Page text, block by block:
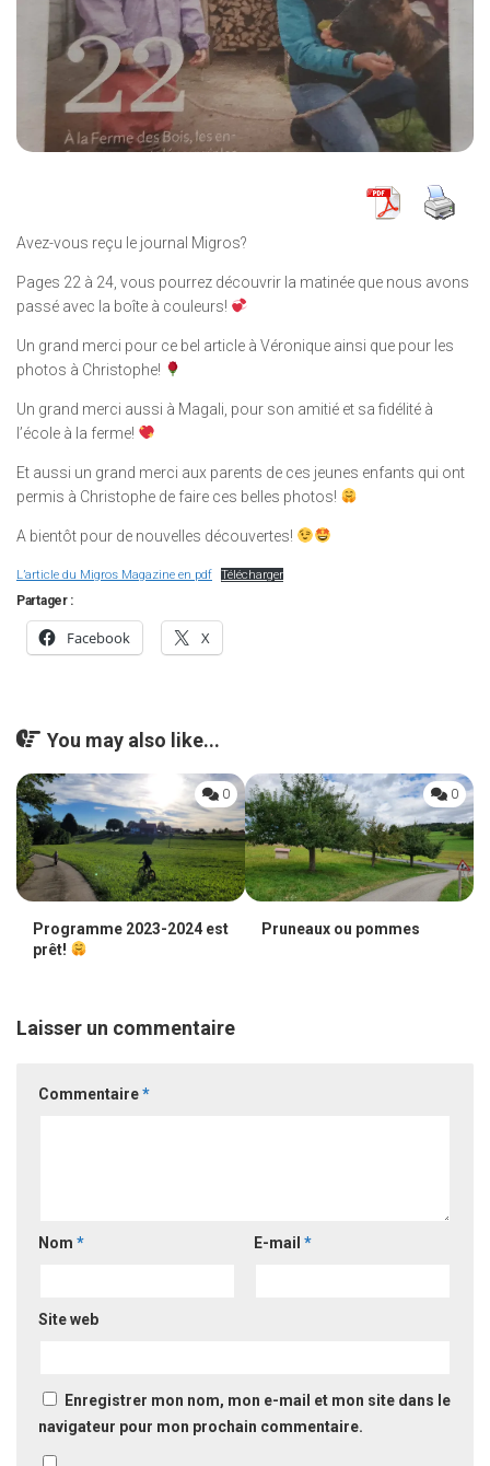
Avez-vous reçu le journal Migros?
Pages 22 à 24, vous pourrez découvrir la matinée que nous avons
passé avec la boîte à couleurs!
Un grand merci pour ce bel article à Véronique ainsi que pour les
photos à Christophe!
Un grand merci aussi à Magali, pour son amitié et sa fidélité à
l’école à la ferme!
Et aussi un grand merci aux parents de ces jeunes enfants qui ont
permis à Christophe de faire ces belles photos!
A bientôt pour de nouvelles découvertes!
L’article du Migros Magazine en pdf Télécharger
Partager :
Facebook X
You may also like...
0
Programme 2023-2024 est
prêt!
0
Pruneaux ou pommes
Laisser un commentaire
Commentaire*
Nom * E-mail *
Site web
Enregistrer mon nom, mon e-mail et mon site dans le
navigateur pour mon prochain commentaire.